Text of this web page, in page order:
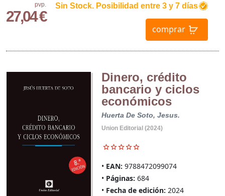
pvp.
27,04 €
Sin Stock. Posibilidad entre 3 y 7 días
comprar
Dinero, crédito
bancario y ciclos
económicos
Huerta De Soto, Jesus.
Union Editorial (2024)
EAN: 9788472099074
Páginas: 684
Fecha de edición: 2024